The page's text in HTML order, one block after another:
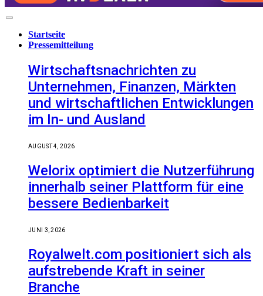
Startseite
Pressemitteilung
Wirtschaftsnachrichten zu
Unternehmen, Finanzen, Märkten
und wirtschaftlichen Entwicklungen
im In- und Ausland
AUGUST 4, 2026
Welorix optimiert die Nutzerführung
innerhalb seiner Plattform für eine
bessere Bedienbarkeit
JUNI 3, 2026
Royalwelt.com positioniert sich als
aufstrebende Kraft in seiner
Branche